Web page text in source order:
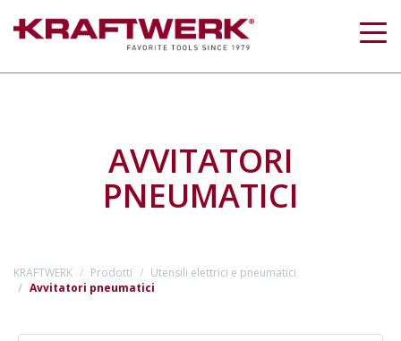
AVVITATORI
PNEUMATICI
KRAFTWERK Prodotti
Utensili elettrici e pneumatici
Avvitatori pneumatici